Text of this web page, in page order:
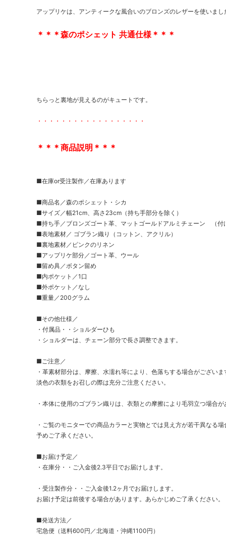
アップリケは、アンティークな風合いのブロンズのレザーを使いまし
＊＊＊森のポシェット 共通仕様＊＊＊
ちらっと裏地が見えるのがキュートです。
・・・・・・・・・・・・・・・・・・
＊＊＊商品説明＊＊＊
■在庫or受注製作／在庫あります
■商品名／森のポシェット・シカ
■サイズ／幅21cm、高さ23cm（持ち手部分を除く）
■持ち手／ブロンズゴート革、マットゴールドアルミチェーン （付
■表地素材／ ゴブラン織り（コットン、アクリル）
■裏地素材／ピンクのリネン
■アップリケ部分／ゴート革、ウール
■留め具／ボタン留め
■内ポケット／1口
■外ポケット／なし
■重量／200グラム
■その他仕様／
・付属品・・ショルダーひも
・ショルダーは、チェーン部分で長さ調整できます。
■ご注意／
・革素材部分は、摩擦、水濡れ等により、色落ちする場合がございま
淡色の衣類をお召しの際は充分ご注意ください。
・本体に使用のゴブラン織りは、衣類との摩擦により毛羽立つ場合が
・ご覧のモニターでの商品カラーと実物とでは見え方が若干異なる場
予めご了承ください。
■お届け予定／
・在庫分・・ご入金後2.3平日でお届けします。
・受注製作分・・ご入金後1.2ヶ月でお届けします。
お届け予定は前後する場合があります。あらかじめご了承ください。
■発送方法／
宅急便（送料600円／北海道・沖縄1100円）